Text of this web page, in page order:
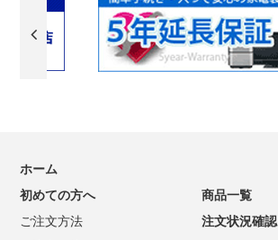
ホーム
初めての方へ
ご注文方法
商品一覧
注文状況確認